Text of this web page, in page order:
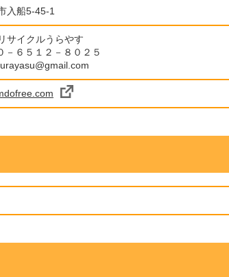
入船5-45-1
サイクルうらやす
－６５１２－８０２５